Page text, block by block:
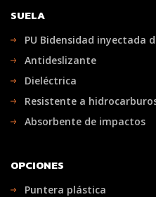
SUELA
PU Bidensidad inyectada
Antideslizante
Dieléctrica
Resistente a
Absorbente de impactos
OPCIONES
Puntera plástica